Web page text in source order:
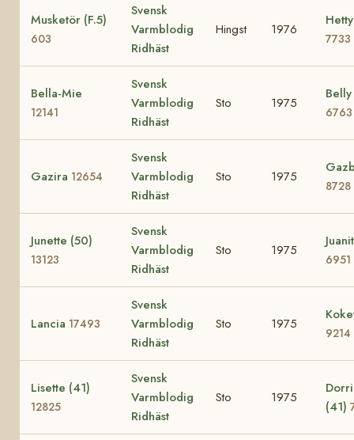
Musketör (F.5)
603
Svensk
Varmblodig
Ridhäst
Hingst 1976
7733
Bella-Mie
12141
Svensk
Varmblodig
Ridhäst
Sto 1975
6763
Gazira 12654
Svensk
Varmblodig
Ridhäst
Sto 1975
8728
Junette (50)
13123
Svensk
Varmblodig
Ridhäst
Sto 1975
6951
Lancia 17493
Svensk
Varmblodig
Ridhäst
Sto 1975
9214
Lisette (41)
12825
Svensk
Varmblodig
Ridhäst
Sto 1975
(41)